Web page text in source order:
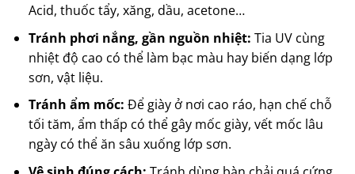
Acid, thuốc tẩy, xăng, dầu, acetone…
Tránh phơi nắng, gần nguồn nhiệt: Tia UV cùng
nhiệt độ cao có thể làm bạc màu hay biến dạng lớp
sơn, vật liệu.
Tránh ẩm mốc: Để giày ở nơi cao ráo, hạn chế chỗ
tối tăm, ẩm thấp có thể gây mốc giày, vết mốc lâu
ngày có thể ăn sâu xuống lớp sơn.